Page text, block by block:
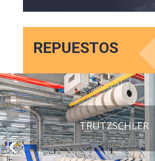
REPUESTOS
TRUTZSCHLER